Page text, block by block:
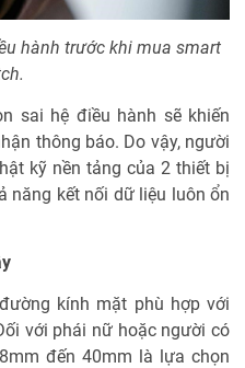
hành trước khi mua smart
sai hệ điều hành sẽ khiến
thông báo. Do vậy, người
kỹ nền tảng của 2 thiết bị
năng kết nối dữ liệu luôn ổn
kính mặt phù hợp với
với phái nữ hoặc người có
đến 40mm là lựa chọn